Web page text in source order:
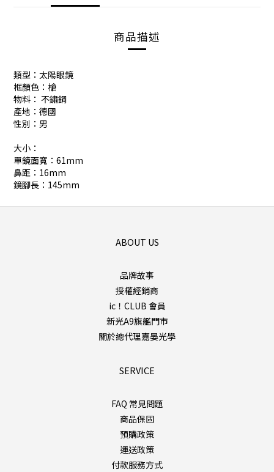
商品描述
類型：太陽眼鏡
框顏色：槍
物料： 不鏽鋼
產地：德國
性別：男
大小：
單鏡面寬：61mm
鼻距：16mm
鏡腳長：145mm
ABOUT US
品牌故事
授權經銷商
ic！CLUB 會員
新光A9旗艦門市
關於總代理嘉晏光學
SERVICE
FAQ 常見問題
商品保固
預購政策
運送政策
付款服務方式